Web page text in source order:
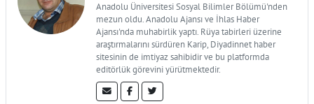
Anadolu Üniversitesi Sosyal Bilimler Bölümü'nden
mezun oldu. Anadolu Ajansı ve İhlas Haber
Ajansı'nda muhabirlik yaptı. Rüya tabirleri üzerine
araştırmalarını sürdüren Karip, Diyadinnet haber
sitesinin de imtiyaz sahibidir ve bu platformda
editörlük görevini yürütmektedir.